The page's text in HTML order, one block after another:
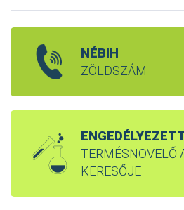
NÉBIH
ZÖLDSZÁM
TERMÉSNÖVELŐ
KERESŐJE